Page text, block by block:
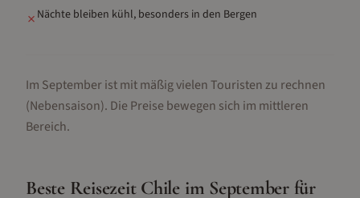
✗ Nächte bleiben kühl, besonders in den Bergen
Im September ist mit mäßig vielen Touristen zu rechnen
(Nebensaison). Die Preise bewegen sich im mittleren
Bereich.
Beste Reisezeit Chileim Septemberfür